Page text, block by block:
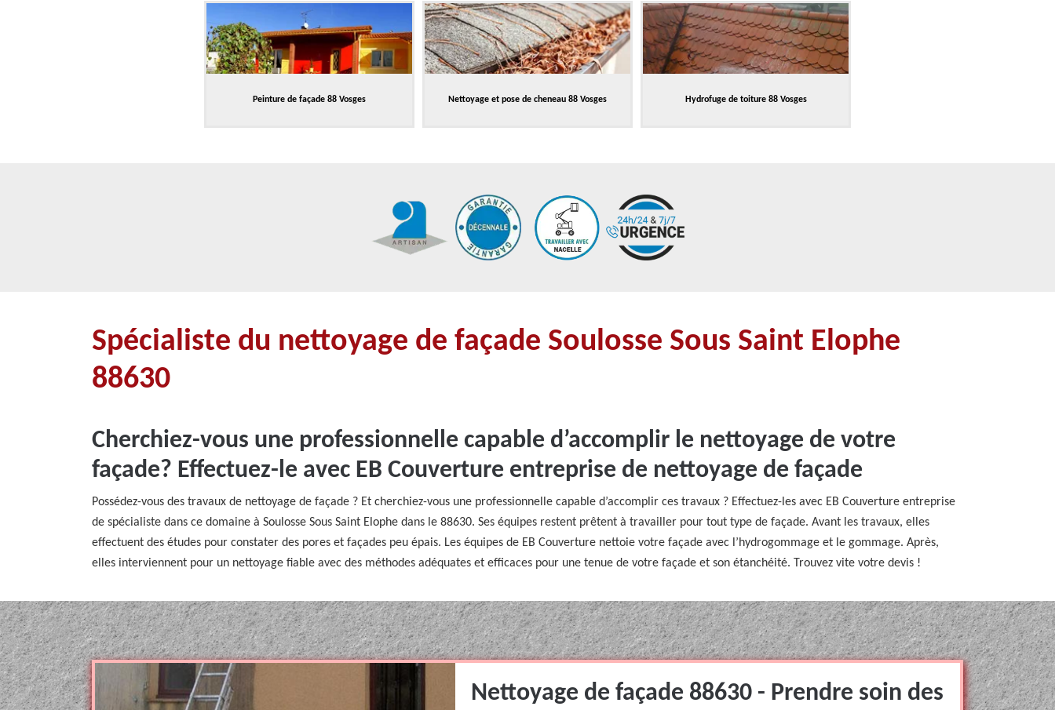
Peinture de façade 88 Vosges Nettoyage et pose de cheneau 88 Vosges Hydrofuge de toiture 88 Vosges
Spécialiste du nettoyage de façade Soulosse Sous Saint Elophe
88630
Cherchiez-vous une professionnelle capable d’accomplir le nettoyage de votre
façade? Effectuez-le avec EB Couverture entreprise de nettoyage de façade
Possédez-vous des travaux de nettoyage de façade ? Et cherchiez-vous une professionnelle capable d’accomplir ces travaux ? Effectuez-les avec EB Couverture entreprise
de spécialiste dans ce domaine à Soulosse Sous Saint Elophe dans le 88630. Ses équipes restent prêtent à travailler pour tout type de façade. Avant les travaux, elles
effectuent des études pour constater des pores et façades peu épais. Les équipes de EB Couverture nettoie votre façade avec l’hydrogommage et le gommage. Après,
elles interviennent pour un nettoyage fiable avec des méthodes adéquates et efficaces pour une tenue de votre façade et son étanchéité. Trouvez vite votre devis !
Nettoyage de façade 88630 - Prendre soin des